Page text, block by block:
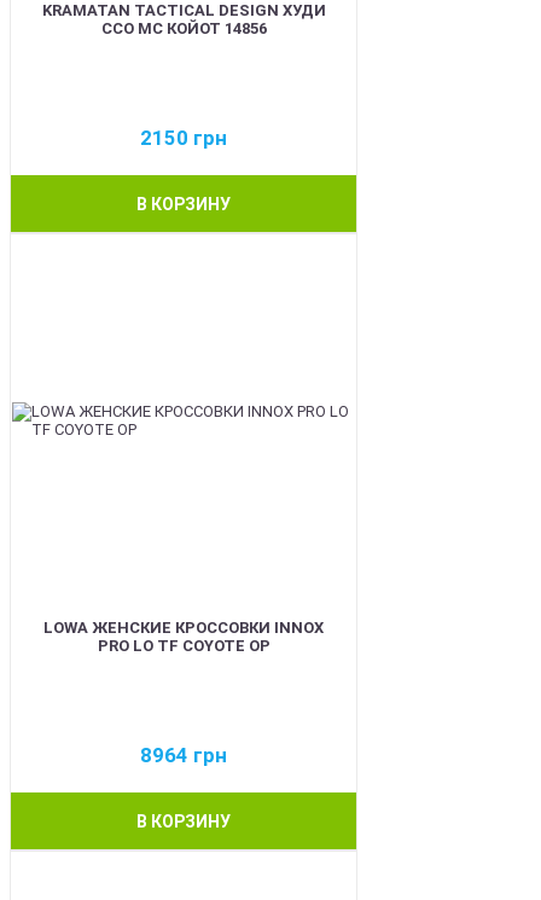
KRAMATAN TACTICAL DESIGN ХУДИ
ССО МС КОЙОТ 14856
2150 грн
В КОРЗИНУ
LOWA ЖЕНСКИЕ КРОССОВКИ INNOX
PRO LO TF COYOTE OP
8964 грн
В КОРЗИНУ